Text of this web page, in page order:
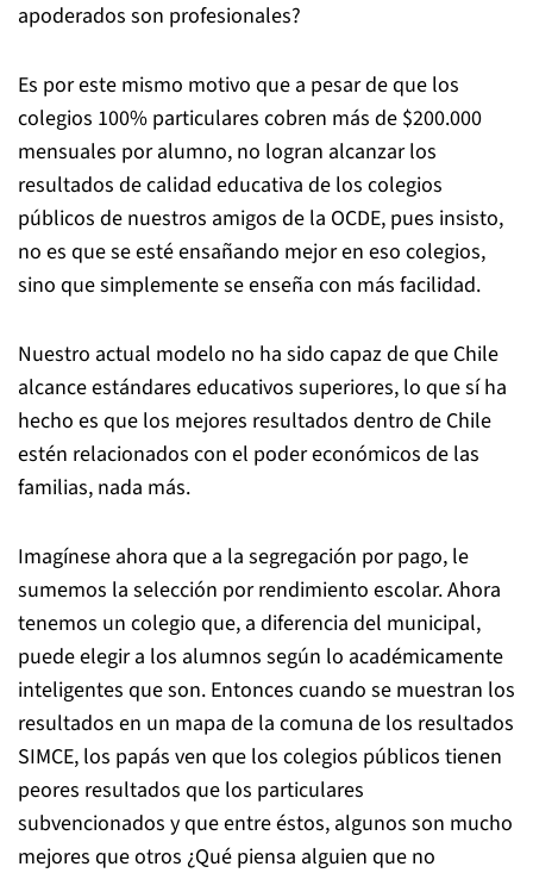
apoderados son profesionales?
Es por este mismo motivo que a pesar de que los
colegios 100% particulares cobren más de $200.000
mensuales por alumno, no logran alcanzar los
resultados de calidad educativa de los colegios
públicos de nuestros amigos de la OCDE, pues insisto,
no es que se esté ensañando mejor en eso colegios,
sino que simplemente se enseña con más facilidad.
Nuestro actual modelo no ha sido capaz de que Chile
alcance estándares educativos superiores, lo que sí ha
hecho es que los mejores resultados dentro de Chile
estén relacionados con el poder económicos de las
familias, nada más.
Imagínese ahora que a la segregación por pago, le
sumemos la selección por rendimiento escolar. Ahora
tenemos un colegio que, a diferencia del municipal,
puede elegir a los alumnos según lo académicamente
inteligentes que son. Entonces cuando se muestran los
resultados en un mapa de la comuna de los resultados
SIMCE, los papás ven que los colegios públicos tienen
peores resultados que los particulares
subvencionados y que entre éstos, algunos son mucho
mejores que otros ¿Qué piensa alguien que no